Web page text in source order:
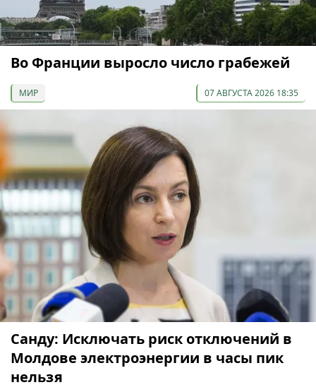
Во Франции выросло число грабежей
МИР 07 АВГУСТА 2026 18:35
Санду: Исключать риск отключений в
Молдове электроэнергии в часы пик
нельзя